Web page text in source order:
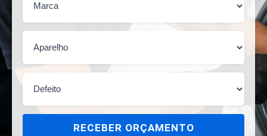
RECEBER ORÇAMENTO